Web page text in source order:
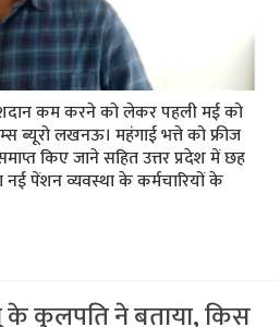
कम करने को लेकर पहली मई को
ब्‍यूरो लखनऊ। महंगाई भत्ते को फ्रीज
किए जाने सहित उत्तर प्रदेश में छह
पेंशन व्यवस्था के कर्मचारियों के
कुलपति ने बताया, किस